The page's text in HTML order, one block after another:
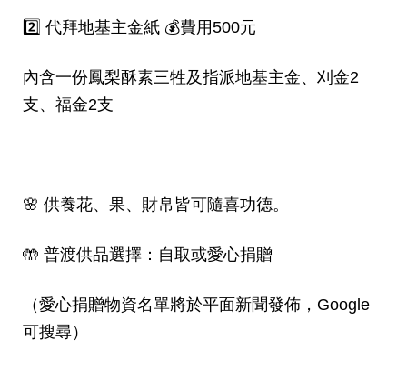
2️⃣ 代拜地基主金紙 💰費用500元
內含一份鳳梨酥素三牲及指派地基主金、刈金2
支、福金2支
🌸 供養花、果、財帛皆可隨喜功德。
🤲 普渡供品選擇：自取或愛心捐贈
（愛心捐贈物資名單將於平面新聞發佈，Google
可搜尋）